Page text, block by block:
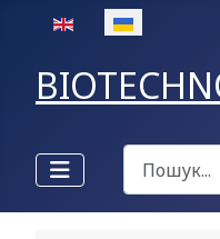
Оберіть свою мову
Пошук